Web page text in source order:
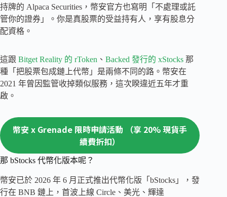
持牌的 Alpaca Securities，幣安官方也寫明「不處理或託
管你的證券」。你是真股票的受益持有人，享有股息分
配資格。
這跟 Bitget Reality 的 rToken 、 Backed 發行的 xStocks 那
種「把股票包成鏈上代幣」是兩條不同的路。幣安在
2021 年曾因監管收掉類似服務，這次睽違近五年才重
啟。
幣安 x Grenade 限時申請活動 （享 20% 現貨手
續費折扣）
那 bStocks 代幣化版本呢？
幣安已於 2026 年 6 月正式推出代幣化版「bStocks」，發
行在 BNB 鏈上，首波上線 Circle、美光、輝達